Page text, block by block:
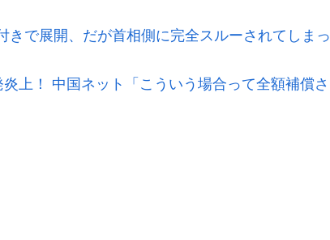
で展開、だが首相側に完全スルーされてしまっ
上！ 中国ネット「こういう場合って全額補償さ